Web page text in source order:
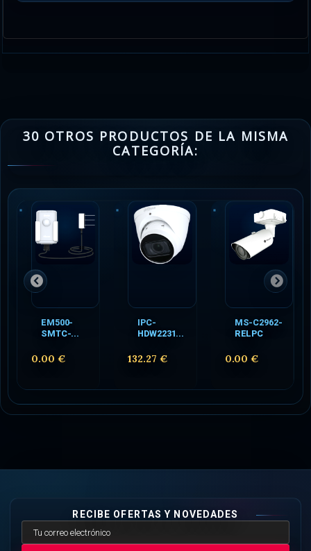
30 OTROS PRODUCTOS DE LA MISMA
CATEGORÍA:
EM500-
SMTC-...
0.00 €
IPC-
HDW2231...
132.27 €
MS-C2962-
RELPC
0.00 €
RECIBE OFERTAS Y NOVEDADES